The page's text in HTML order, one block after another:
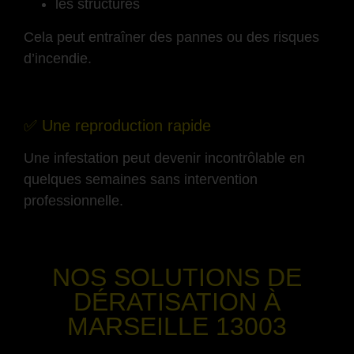
les structures
Cela peut entraîner des pannes ou des risques
d’incendie.
✅ Une reproduction rapide
Une infestation peut devenir incontrôlable en
quelques semaines sans intervention
professionnelle.
NOS SOLUTIONS DE
DÉRATISATION À
MARSEILLE 13003